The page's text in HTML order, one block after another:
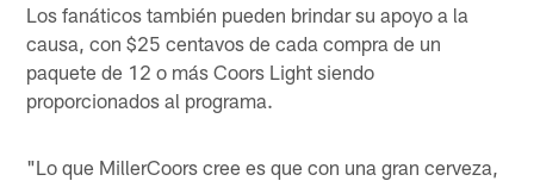
Los fanáticos también pueden brindar su apoyo a la
causa, con $25 centavos de cada compra de un
paquete de 12 o más Coors Light siendo
proporcionados al programa.
"Lo que MillerCoors cree es que con una gran cerveza,